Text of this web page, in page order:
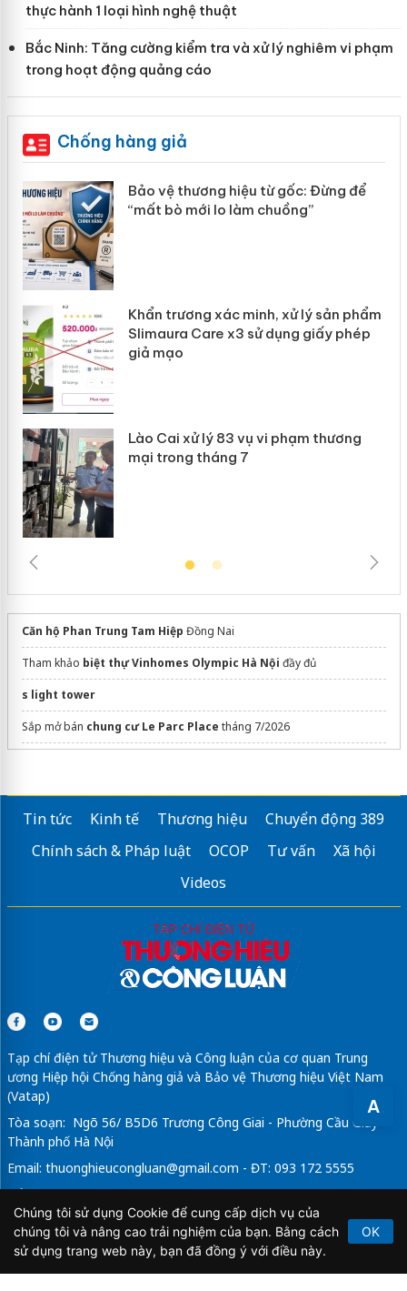
A
thực hành 1 loại hình nghệ thuật
Bắc Ninh: Tăng cường kiểm tra và xử lý nghiêm vi phạm
trong hoạt động quảng cáo
Chống hàng giả
Bảo vệ thương hiệu từ gốc: Đừng để
“mất bò mới lo làm chuồng”
Khẩn trương xác minh, xử lý sản phẩm
Slimaura Care x3 sử dụng giấy phép
giả mạo
Lào Cai xử lý 83 vụ vi phạm thương
mại trong tháng 7
Căn hộ Phan Trung Tam Hiệp Đồng Nai
Tham khảo biệt thự Vinhomes Olympic Hà Nội đầy đủ
s light tower
Sắp mở bán chung cư Le Parc Place tháng 7/2026
dán phim cách nhiệt ô tô
Căn hộ cao cấpcelesta goldthuộc khu đô thị Celesta City
Tin tức Kinh tế Thương hiệu
Chuyển động 389
Chính sách & Pháp luật
OCOP Tư vấn
Xã hội
Videos
Tạp chí điện tử Thương hiệu và Công luận của cơ quan Trung
ương Hiệp hội Chống hàng giả và Bảo vệ Thương hiệu Việt Nam
(Vatap)
Tòa soạn: Ngõ 56/ B5D6 Trương Công Giai - Phường Cầu Giấy -
Thành phố Hà Nội
Email: thuonghieucongluan@gmail.com - ĐT: 093 172 5555
Tổng Biên Tập: Vũ Đức Thuận
Giấy phép hoạt động báo chí điện tử số 64/GP-BTTTT do Bộ
Thông tin và Truyền thông cấp ngày 21/2/2020.
Chúng tôi sử dụng Cookie để cung cấp dịch vụ của
chúng tôi và nâng cao trải nghiệm của bạn. Bằng cách
sử dụng trang web này, bạn đã đồng ý với điều này.
OK